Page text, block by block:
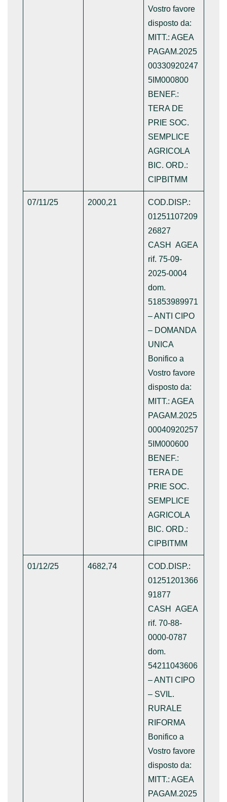
Vostro favore
disposto da:
MITT.: AGEA
PAGAM.2025
00330920247
5IM000800
BENEF.:
TERA DE
PRIE SOC.
SEMPLICE
AGRICOLA
BIC. ORD.:
CIPBITMM
07/11/25 2000,21
COD.DISP.:
01251107209
26827
CASH AGEA
rif. 75-09-
2025-0004
dom.
51853989971
– ANTI CIPO
– DOMANDA
UNICA
Bonifico a
Vostro favore
disposto da:
MITT.: AGEA
PAGAM.2025
00040920257
5IM000600
BENEF.:
TERA DE
PRIE SOC.
SEMPLICE
AGRICOLA
BIC. ORD.:
CIPBITMM
01/12/25 4682,74
COD.DISP.:
01251201366
91877
CASH AGEA
rif. 70-88-
0000-0787
dom.
54211043606
– ANTI CIPO
– SVIL.
RURALE
RIFORMA
Bonifico a
Vostro favore
disposto da:
MITT.: AGEA
PAGAM.2025